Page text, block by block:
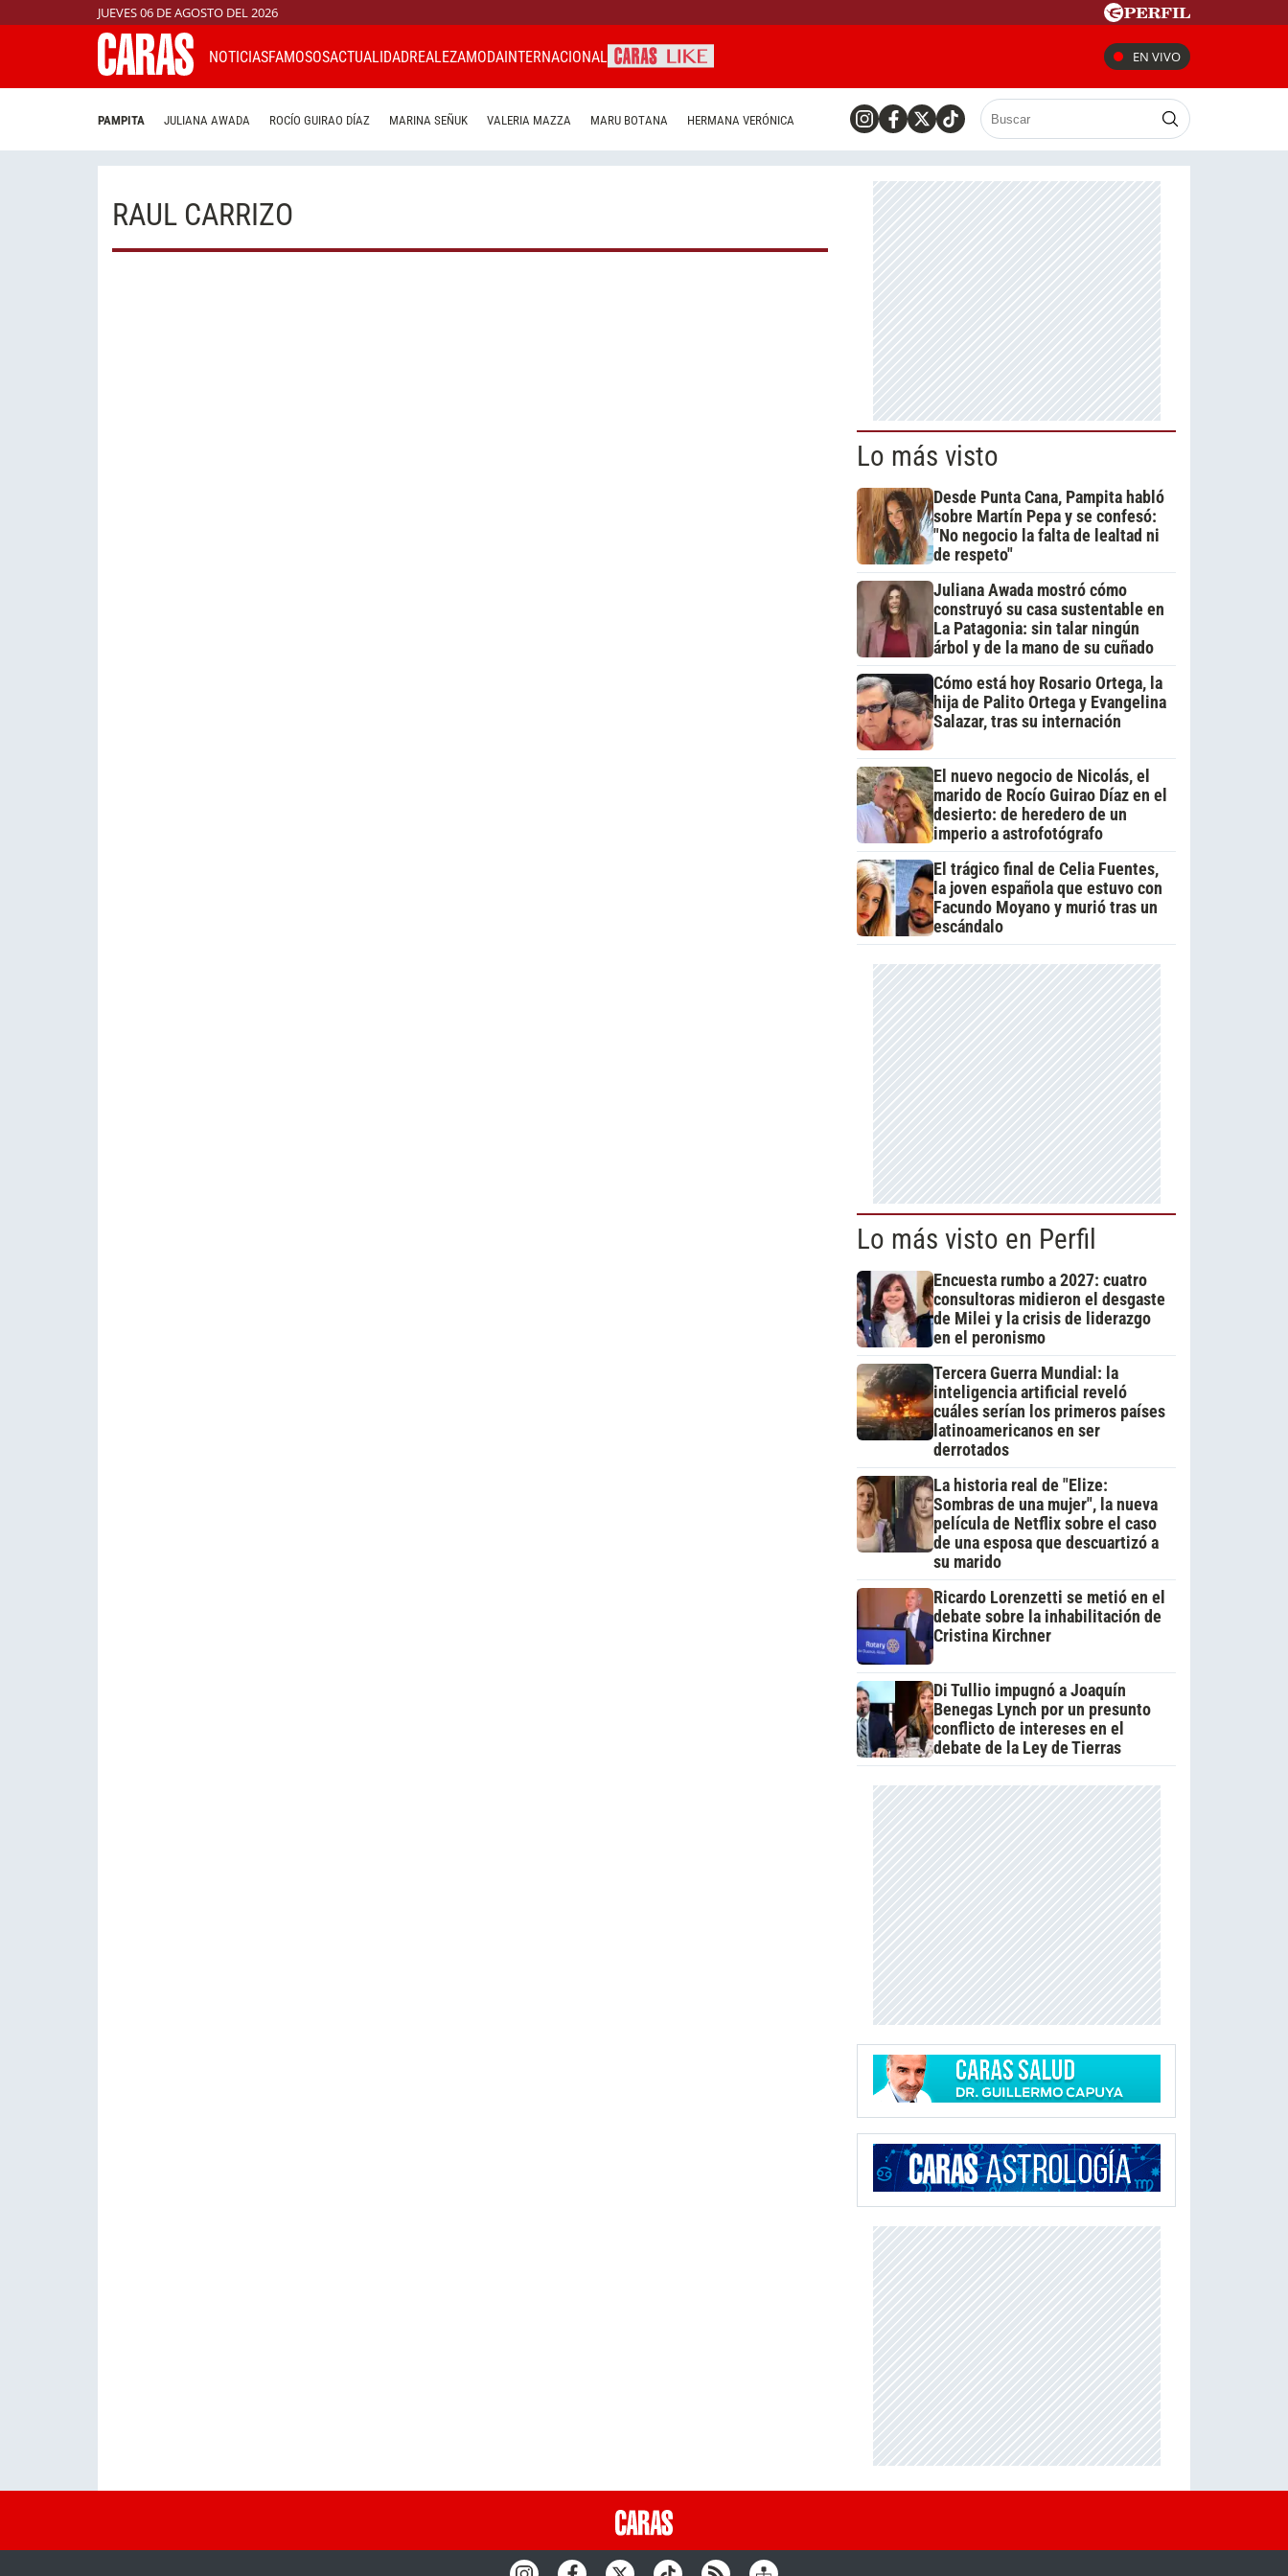
JUEVES 06 DE AGOSTO DEL 2026
NOTICIASFAMOSOSACTUALIDADREALEZAMODAINTERNACIONAL EN VIVO
PAMPITA JULIANA AWADA ROCÍO GUIRAO DÍAZ MARINA SEÑUK VALERIA MAZZA MARU BOTANA HERMANA VERÓNICA
RAUL CARRIZO
Lo más visto
Desde Punta Cana, Pampita habló
sobre Martín Pepa y se confesó:
"No negocio la falta de lealtad ni
de respeto"
Juliana Awada mostró cómo
construyó su casa sustentable en
La Patagonia: sin talar ningún
árbol y de la mano de su cuñado
Cómo está hoy Rosario Ortega, la
hija de Palito Ortega y Evangelina
Salazar, tras su internación
El nuevo negocio de Nicolás, el
marido de Rocío Guirao Díaz en el
desierto: de heredero de un
imperio a astrofotógrafo
El trágico final de Celia Fuentes,
la joven española que estuvo con
Facundo Moyano y murió tras un
escándalo
Lo más visto en Perfil
Encuesta rumbo a 2027: cuatro
consultoras midieron el desgaste
de Milei y la crisis de liderazgo
en el peronismo
Tercera Guerra Mundial: la
inteligencia artificial reveló
cuáles serían los primeros países
latinoamericanos en ser
derrotados
La historia real de "Elize:
Sombras de una mujer", la nueva
película de Netflix sobre el caso
de una esposa que descuartizó a
su marido
Ricardo Lorenzetti se metió en el
debate sobre la inhabilitación de
Cristina Kirchner
Di Tullio impugnó a Joaquín
Benegas Lynch por un presunto
conflicto de intereses en el
debate de la Ley de Tierras